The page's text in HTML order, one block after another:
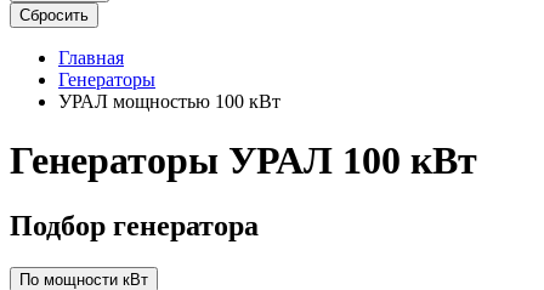
Сбросить
Главная
Генераторы
УРАЛ мощностью 100 кВт
Генераторы УРАЛ 100 кВт
Подбор генератора
По мощности кВт